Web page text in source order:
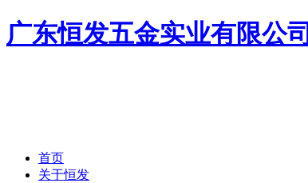
广东恒发五金实业有限公司
首页
关于恒发